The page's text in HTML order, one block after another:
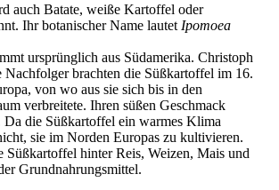
auch Batate, weiße Kartoffel oder
Ihr botanischer Name lautet Ipomoea
ursprünglich aus Südamerika. Christoph
Nachfolger brachten die Süßkartoffel im 16.
von wo aus sie sich bis in den
verbreitete. Ihren süßen Geschmack
Da die Süßkartoffel ein warmes Klima
sie im Norden Europas zu kultivieren.
Süßkartoffel hinter Reis, Weizen, Mais und
Grundnahrungsmittel.